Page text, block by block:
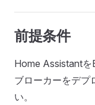
前提条件
Home Assistantを
ブローカーをデプ
い。